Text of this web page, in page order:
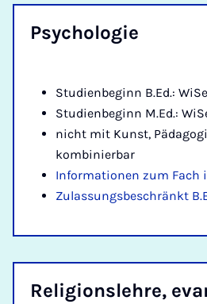
Psy­cho­lo­gie
Studienbeginn B.Ed.: WiSe
Studienbeginn M.Ed.:
nicht mit Kunst,
kombinierbar
Informationen zum Fach
Zulassungsbeschränkt
Re­li­gi­ons­leh­re,